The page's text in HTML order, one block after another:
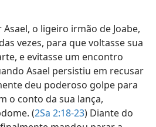
o ligeiro irmão de Joabe,
vezes, para que voltasse sua
e evitasse um encontro
Asael persistiu em recusar
deu poderoso golpe para
o conto da sua lança,
(2Sa 2:18-23) Diante do